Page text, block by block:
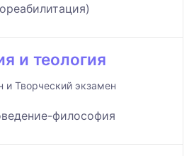
и теология
и Творческий экзамен
философия